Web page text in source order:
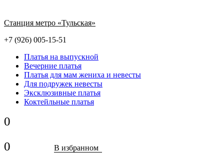
Станция метро «Тульская»
+7 (926) 005-15-51
Платья на выпускной
Вечерние платья
Платья для мам жениха и невесты
Для подружек невесты
Эксклюзивные платья
Коктейльные платья
0
В избранном
0